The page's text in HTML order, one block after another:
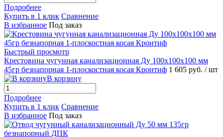
Подробнее
Купить в 1 клик Сравнение
В избранное Под заказ
Быстрый просмотр
Крестовина чугунная канализационная Ду 100х100х100 мм
45гр безнапорная 1-плоскостная косая Кронтиф 1 605 руб. / шт
В корзину
Подробнее
Купить в 1 клик Сравнение
В избранное Под заказ